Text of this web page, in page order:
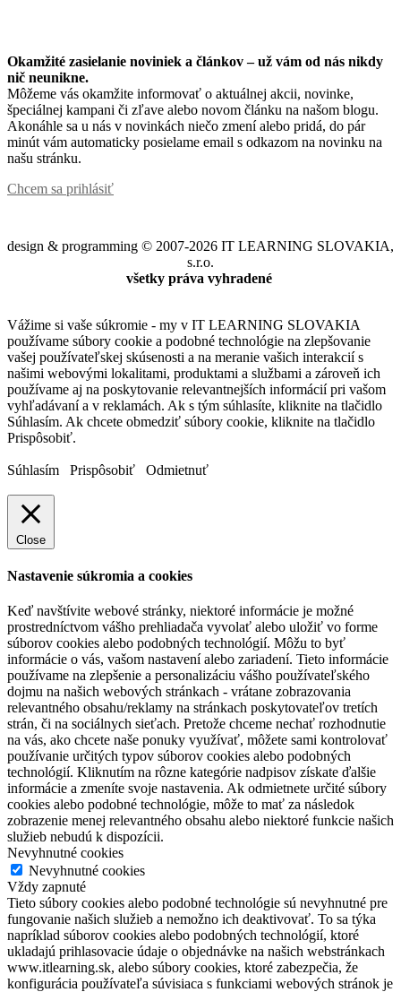
Okamžité zasielanie noviniek a článkov – už vám od nás nikdy
nič neunikne.
Môžeme vás okamžite informovať o aktuálnej akcii, novinke,
špeciálnej kampani či zľave alebo novom článku na našom blogu.
Akonáhle sa u nás v novinkách niečo zmení alebo pridá, do pár
minút vám automaticky posielame email s odkazom na novinku na
našu stránku.
Chcem sa prihlásiť
design & programming © 2007-2026 IT LEARNING SLOVAKIA,
s.r.o.
všetky práva vyhradené
Vážime si vaše súkromie - my v IT LEARNING SLOVAKIA
používame súbory cookie a podobné technológie na zlepšovanie
vašej používateľskej skúsenosti a na meranie vašich interakcií s
našimi webovými lokalitami, produktami a službami a zároveň ich
používame aj na poskytovanie relevantnejších informácií pri vašom
vyhľadávaní a v reklamách. Ak s tým súhlasíte, kliknite na tlačidlo
Súhlasím. Ak chcete obmedziť súbory cookie, kliknite na tlačidlo
Prispôsobiť.
Súhlasím Prispôsobiť Odmietnuť
Close
Nastavenie súkromia a cookies
Keď navštívite webové stránky, niektoré informácie je možné
prostredníctvom vášho prehliadača vyvolať alebo uložiť vo forme
súborov cookies alebo podobných technológií. Môžu to byť
informácie o vás, vašom nastavení alebo zariadení. Tieto informácie
používame na zlepšenie a personalizáciu vášho používateľského
dojmu na našich webových stránkach - vrátane zobrazovania
relevantného obsahu/reklamy na stránkach poskytovateľov tretích
strán, či na sociálnych sieťach. Pretože chceme nechať rozhodnutie
na vás, ako chcete naše ponuky využívať, môžete sami kontrolovať
používanie určitých typov súborov cookies alebo podobných
technológií. Kliknutím na rôzne kategórie nadpisov získate ďalšie
informácie a zmeníte svoje nastavenia. Ak odmietnete určité súbory
cookies alebo podobné technológie, môže to mať za následok
zobrazenie menej relevantného obsahu alebo niektoré funkcie našich
služieb nebudú k dispozícii.
Nevyhnutné cookies
Nevyhnutné cookies
Vždy zapnuté
Tieto súbory cookies alebo podobné technológie sú nevyhnutné pre
fungovanie našich služieb a nemožno ich deaktivovať. To sa týka
napríklad súborov cookies alebo podobných technológií, ktoré
ukladajú prihlasovacie údaje o objednávke na našich webstránkach
www.itlearning.sk, alebo súbory cookies, ktoré zabezpečia, že
konfigurácia používateľa súvisiaca s funkciami webových stránok je